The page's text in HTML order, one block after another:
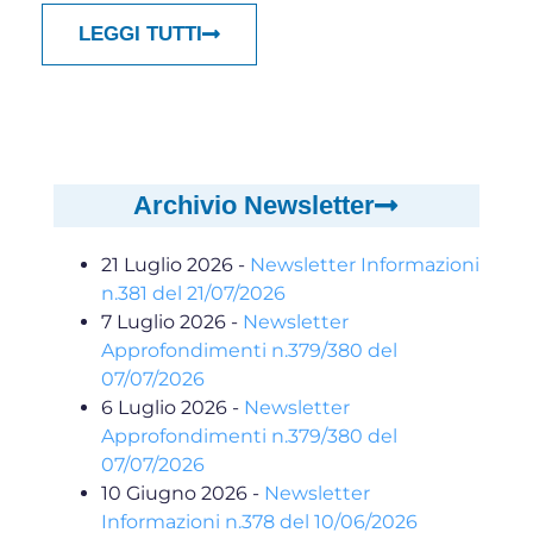
LEGGI TUTTI
Archivio Newsletter
21 Luglio 2026 - Newsletter Informazioni
n.381 del 21/07/2026
7 Luglio 2026 - Newsletter
Approfondimenti n.379/380 del
07/07/2026
6 Luglio 2026 - Newsletter
Approfondimenti n.379/380 del
07/07/2026
10 Giugno 2026 - Newsletter
Informazioni n.378 del 10/06/2026